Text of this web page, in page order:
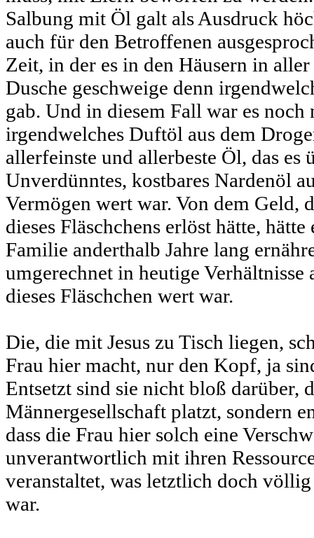
Salbung mit Öl galt als Ausdruck
auch für den Betroffenen
Zeit, in der es in den Häusern in
Dusche geschweige denn
gab. Und in diesem Fall war es noch
irgendwelches Duftöl aus dem
allerfeinste und allerbeste Öl, das es
Unverdünntes, kostbares Nardenöl
Vermögen wert war. Von dem Geld,
dieses Fläschchens erlöst hätte,
Familie anderthalb Jahre lang
umgerechnet in heutige
dieses Fläschchen wert war.
Die, die mit Jesus zu Tisch liegen,
Frau hier macht, nur den Kopf, ja
Entsetzt sind sie nicht bloß darüber,
Männergesellschaft platzt, sondern
dass die Frau hier solch eine
unverantwortlich mit ihren
veranstaltet, was letztlich doch
war.